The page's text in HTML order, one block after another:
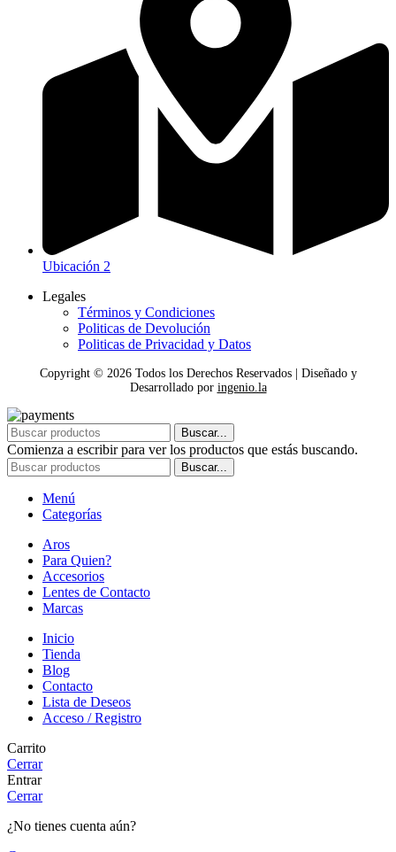
Ubicación 2
Legales
Términos y Condiciones
Politicas de Devolución
Politicas de Privacidad y Datos
Copyright © 2026Todos los Derechos Reservados | Diseñado y
Desarrollado por ingenio.la
Buscar...
Comienza a escribir para ver los productos que estás buscando.
Buscar...
Menú
Categorías
Aros
Para Quien?
Accesorios
Lentes de Contacto
Marcas
Inicio
Tienda
Blog
Contacto
Lista de Deseos
Acceso / Registro
Carrito
Cerrar
Entrar
Cerrar
¿No tienes cuenta aún?